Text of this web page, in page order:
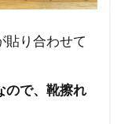
貼り合わせて
ので、靴擦れ